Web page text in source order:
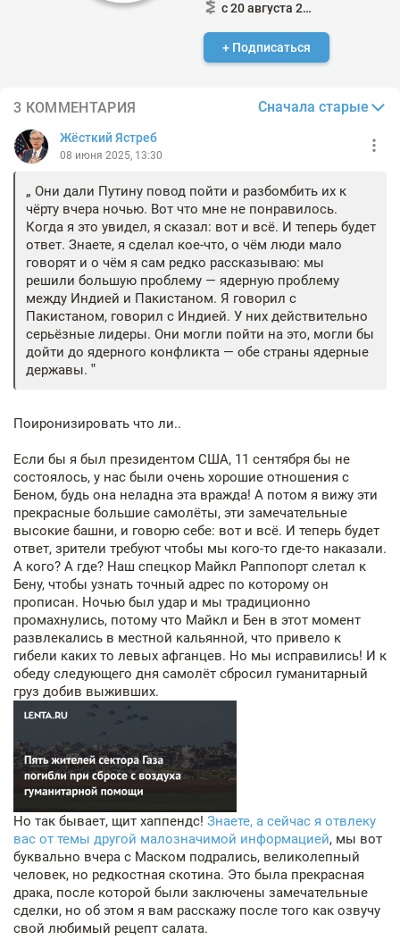
с 20 августа 2021
+ Подписаться
3 КОММЕНТАРИЯ Сначала старые
Жёсткий Ястреб
08 июня 2025, 13:30
Они дали Путину повод пойти и разбомбить их к
чёрту вчера ночью. Вот что мне не понравилось.
Когда я это увидел, я сказал: вот и всё. И теперь будет
ответ. Знаете, я сделал кое-что, о чём люди мало
говорят и о чём я сам редко рассказываю: мы
решили большую проблему — ядерную проблему
между Индией и Пакистаном. Я говорил с
Пакистаном, говорил с Индией. У них действительно
серьёзные лидеры. Они могли пойти на это, могли бы
дойти до ядерного конфликта — обе страны ядерные
державы.
Поиронизировать что ли..
Если бы я был президентом США, 11 сентября бы не
состоялось, у нас были очень хорошие отношения с
Беном, будь она неладна эта вражда! А потом я вижу эти
прекрасные большие самолёты, эти замечательные
высокие башни, и говорю себе: вот и всё. И теперь будет
ответ, зрители требуют чтобы мы кого-то где-то наказали.
А кого? А где? Наш спецкор Майкл Раппопорт слетал к
Бену, чтобы узнать точный адрес по которому он
прописан. Ночью был удар и мы традиционно
промахнулись, потому что Майкл и Бен в этот момент
развлекались в местной кальянной, что привело к
гибели каких то левых афганцев. Но мы исправились! И к
обеду следующего дня самолёт сбросил гуманитарный
груз добив выживших.
Но так бывает, щит хаппендс! Знаете, а сейчас я отвлеку
вас от темы другой малозначимой информацией, мы вот
буквально вчера с Маском подрались, великолепный
человек, но редкостная скотина. Это была прекрасная
драка, после которой были заключены замечательные
сделки, но об этом я вам расскажу после того как озвучу
свой любимый рецепт салата.